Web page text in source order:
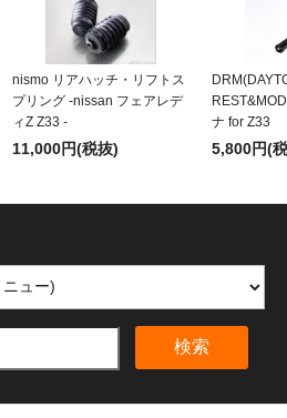
nismo リアハッチ・リフトス
プリング -nissan フェアレデ
ィZ Z33 -
11,000円(税抜)
ナ for Z33
5,800円(
検索